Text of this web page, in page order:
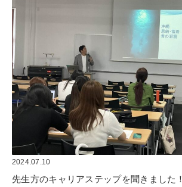
2024.07.10
先生方のキャリアステップを聞きました！